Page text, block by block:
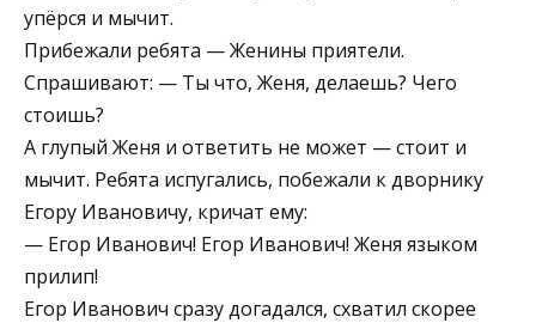
упёрся и мычит.
Прибежали ребята — Женины приятели.
Спрашивают: — Ты что, Женя, делаешь? Чего
стоишь?
А глупый Женя и ответить не может — стоит и
мычит. Ребята испугались, побежали к дворнику
Егору Ивановичу, кричат ему:
— Егор Иванович! Егор Иванович! Женя языком
прилип!
Егор Иванович сразу догадался, схватил скорее